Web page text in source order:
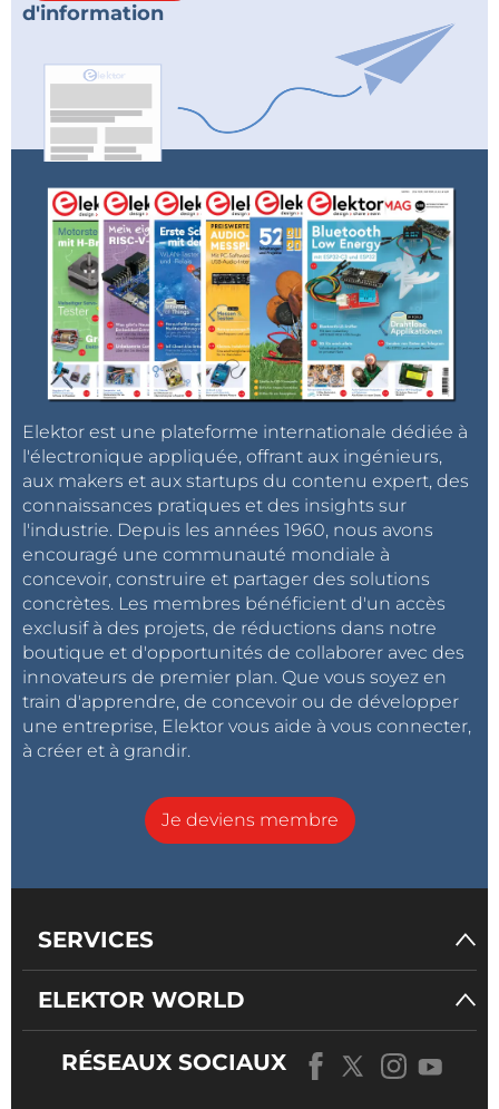
Le circuit peut créer trois différents sons de sirènes
de style américain : police, ambulance et pompiers.
Vous pouvez sélectionner le son souhaité à l'aide du
commutateur S1. Le bouton-poussoir S2 a été ajouté
pour la commande marche/arrêt. C'est aussi simple
que cela, et amusant !Commandez le vôtre.
Membres d'Elektor
Les membres Elektor GREEN et GOLD pourront
bientôt télécharger leur édition numérique ici. Les
membres Elektor GOLD recevront
automatiquement cette édition dans le cadre de
leur adhésion (sans frais supplémentaires) à la fin du
quelque chose ! Consultez ces abonnements.
Traduction : Maxime Valens
d'information
Elektor est une plateforme internationale dédiée à
l'électronique appliquée, offrant aux ingénieurs,
aux makers et aux startups du contenu expert, des
connaissances pratiques et des insights sur
l'industrie. Depuis les années 1960, nous avons
encouragé une communauté mondiale à
concevoir, construire et partager des solutions
concrètes. Les membres bénéficient d'un accès
exclusif à des projets, de réductions dans notre
boutique et d'opportunités de collaborer avec des
innovateurs de premier plan. Que vous soyez en
train d'apprendre, de concevoir ou de développer
une entreprise, Elektor vous aide à vous connecter,
à créer et à grandir.
Je deviens membre
SERVICES
ELEKTOR WORLD
RÉSEAUX SOCIAUX